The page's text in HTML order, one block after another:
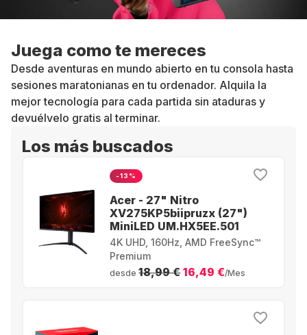
Juega como te mereces
Desde aventuras en mundo abierto en tu consola hasta
sesiones maratonianas en tu ordenador. Alquila la
mejor tecnología para cada partida sin ataduras y
devuélvelo gratis al terminar.
Los más buscados
-13%
Acer - 27" Nitro
XV275KP5biipruzx (27")
MiniLED UM.HX5EE.501
4K UHD, 160Hz, AMD FreeSync™
Premium
desde 18,99 €16,49 €/Mes